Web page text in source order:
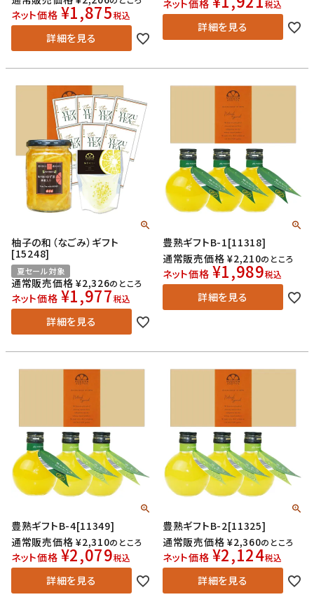
ネット価格 ¥1,875税込
詳細を見る
ネット価格 税込
詳細を見る
柚子の和（なごみ）ギフト
[15248]
夏セール対象
通常販売価格 ¥2,326のところ
ネット価格 ¥1,977税込
詳細を見る
豊熟ギフトB-1[11318]
通常販売価格 ¥2,210のところ
ネット価格 ¥1,989税込
詳細を見る
豊熟ギフトB-4[11349]
通常販売価格 ¥2,310のところ
ネット価格 ¥2,079税込
詳細を見る
豊熟ギフトB-2[11325]
通常販売価格 ¥2,360のところ
ネット価格 ¥2,124税込
詳細を見る